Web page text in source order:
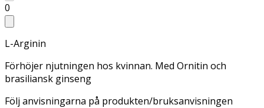
0
L-Arginin
Förhöjer njutningen hos kvinnan. Med Ornitin och
brasiliansk ginseng
Följ anvisningarna på produkten/bruksanvisningen